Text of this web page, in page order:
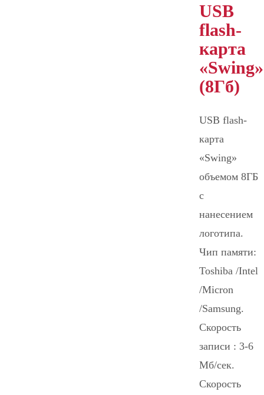
USB
flash-
карта
«Swing»
(8Гб)
USB flash-
карта
«Swing»
объемом 8ГБ
с
нанесением
логотипа.
Чип памяти:
Toshiba /Intel
/Micron
/Samsung.
Скорость
записи : 3-6
Mб/сек.
Скорость